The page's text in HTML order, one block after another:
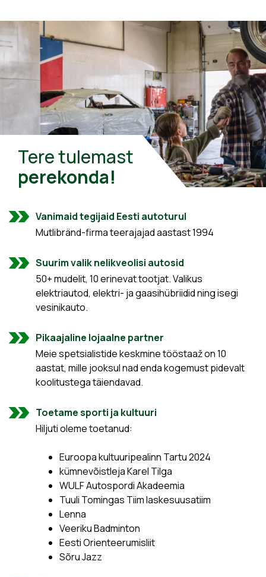
Tere tulemast
perekonda!
Vanimaid tegijaid Eesti autoturul
Mutlibränd-firma teerajajad aastast 1994
Suurim valik nelikveolisi autosid
50+ mudelit, 10 erinevat tootjat. Valikus
elektriautod, elektri- ja gaasihübriidid ning isegi
vesinikauto.
Pikaajaline lojaalne partner
Meie spetsialistide keskmine tööstaaž on 10
aastat, mille jooksul nad enda kogemust pidevalt
koolitustega täiendavad.
Toetame sporti ja kultuuri
Hiljuti oleme toetanud:
Euroopa kultuuripealinn Tartu 2024
kümnevõistleja Karel Tilga
WULF Autospordi Akadeemia
Tuuli Tomingas Tiim laskesuusatiim
Lenna
Veeriku Badminton
Eesti Orienteerumisliit
Sõru Jazz